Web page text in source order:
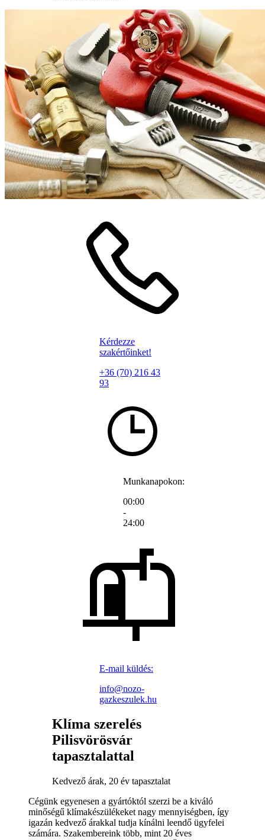
Kérdezze
szakértőinket!
+36 (70) 216 43
93
Munkanapokon:
00:00
-
24:00
E-mail küldés:
info@nozo-
gazkeszulek.hu
Klíma szerelés
Pilisvörösvár
tapasztalattal
Kedvező árak, 20 év tapasztalat
Cégünk egyenesen a gyártóktól szerzi be a kiváló
minőségű klímakészülékeket nagy mennyiségben, így
igazán kedvező árakkal tudja kínálni leendő ügyfelei
számára. Szakembereink több, mint 20 éves